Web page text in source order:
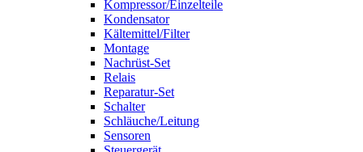
Kompressor/Einzelteile
Kondensator
Kältemittel/Filter
Montage
Nachrüst-Set
Relais
Reparatur-Set
Schalter
Schläuche/Leitung
Sensoren